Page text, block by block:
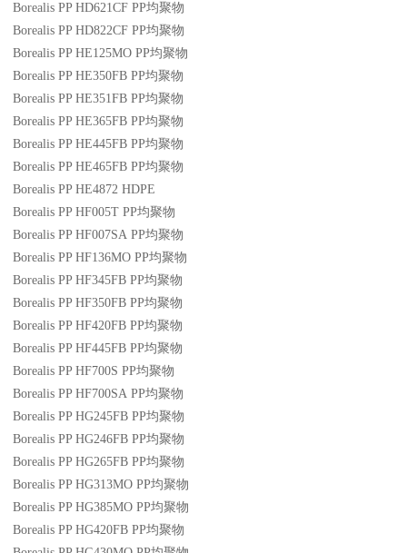
Borealis PP HD621CF PP均聚物
Borealis PP HD822CF PP均聚物
Borealis PP HE125MO PP均聚物
Borealis PP HE350FB PP均聚物
Borealis PP HE351FB PP均聚物
Borealis PP HE365FB PP均聚物
Borealis PP HE445FB PP均聚物
Borealis PP HE465FB PP均聚物
Borealis PP HE4872 HDPE
Borealis PP HF005T PP均聚物
Borealis PP HF007SA PP均聚物
Borealis PP HF136MO PP均聚物
Borealis PP HF345FB PP均聚物
Borealis PP HF350FB PP均聚物
Borealis PP HF420FB PP均聚物
Borealis PP HF445FB PP均聚物
Borealis PP HF700S PP均聚物
Borealis PP HF700SA PP均聚物
Borealis PP HG245FB PP均聚物
Borealis PP HG246FB PP均聚物
Borealis PP HG265FB PP均聚物
Borealis PP HG313MO PP均聚物
Borealis PP HG385MO PP均聚物
Borealis PP HG420FB PP均聚物